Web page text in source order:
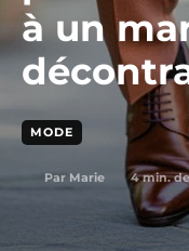
à un
MODE
Par Marie 4min.